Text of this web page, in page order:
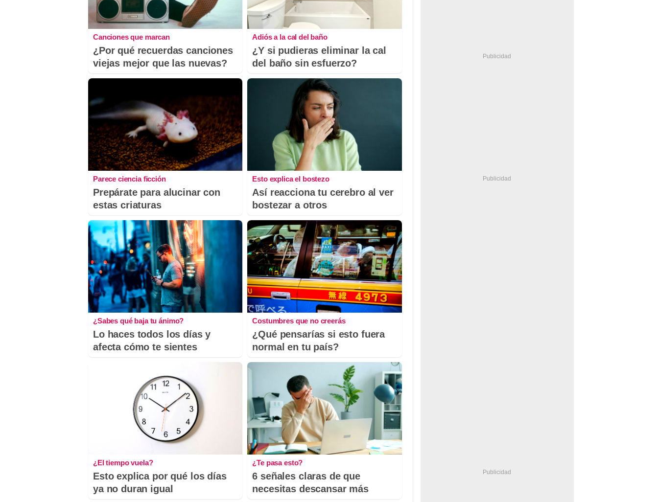
Canciones que marcan
¿Por qué recuerdas canciones
viejas mejor que las nuevas?
Adiós a la cal del baño
¿Y si pudieras eliminar la cal
del baño sin esfuerzo?
Parece ciencia ficción
Prepárate para alucinar con
estas criaturas
Esto explica el bostezo
Así reacciona tu cerebro al ver
bostezar a otros
¿Sabes qué baja tu ánimo?
Lo haces todos los días y
afecta cómo te sientes
Costumbres que no creerás
¿Qué pensarías si esto fuera
normal en tu país?
¿El tiempo vuela?
Esto explica por qué los días
ya no duran igual
¿Te pasa esto?
6 señales claras de que
necesitas descansar más